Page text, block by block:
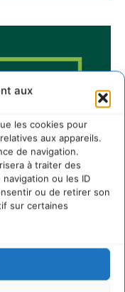
aux
les cookies pour
aux appareils.
de navigation.
à traiter des
ou les ID
ou de retirer son
sur certaines